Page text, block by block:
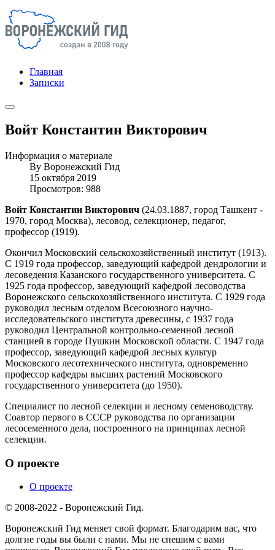
Главная
Записки
Войт Константин Викторович
Информация о материале
By Воронежский Гид
15 октября 2019
Просмотров: 988
Войт Константин Викторович (24.03.1887, город Ташкент -
1970, город Москва), лесовод, селекционер, педагог,
профессор (1919).
Окончил Московский сельскохозяйственный институт (1913).
С 1919 года профессор, заведующий кафедрой дендрологии и
лесоведения Казанского государственного университета. С
1925 года профессор, заведующий кафедрой лесоводства
Воронежского сельскохозяйственного института. С 1929 года
руководил лесным отделом Всесоюзного научно-
исследовательского института древесины, с 1937 года
руководил Центральной контрольно-семенной лесной
станцией в городе Пушкин Московской области. С 1947 года
профессор, заведующий кафедрой лесных культур
Московского лесотехнического института, одновременно
профессор кафедры высших растений Московского
государственного университета (до 1950).
Специалист по лесной селекции и лесному семеноводству.
Соавтор первого в СССР руководства по организации
лесосеменного дела, построенного на принципах лесной
селекции.
О проекте
О проекте
© 2008-2022 - Воронежский Гид.
Воронежский Гид меняет свой формат. Благодарим вас, что
долгие годы вы были с нами. Мы не спешим с вами